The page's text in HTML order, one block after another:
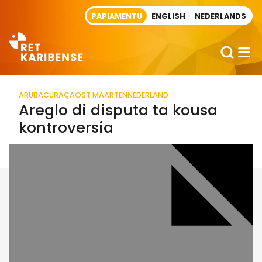
PAPIAMENTU ENGLISH NEDERLANDS
ARUBACURAÇAOST MAARTENNEDERLAND
Areglo di disputa ta kousa
kontroversia